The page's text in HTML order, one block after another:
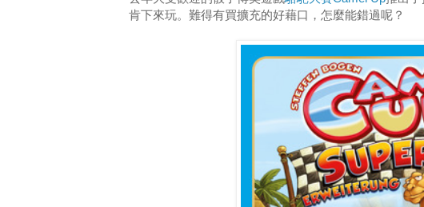
肯下來玩。難得有買擴充的好藉口，怎麼能錯過呢？